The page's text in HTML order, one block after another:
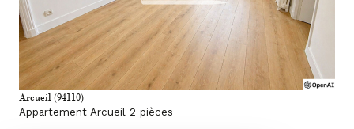
Arcueil (94110)
Appartement Arcueil 2 pièces